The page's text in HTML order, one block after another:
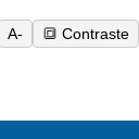
A- 🔳 Contraste